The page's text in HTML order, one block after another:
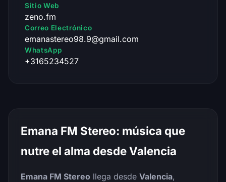
Sitio Web
zeno.fm
Correo Electrónico
emanastereo98.9@gmail.com
WhatsApp
+3165234527
Emana FM Stereo: música que
nutre el alma desde Valencia
Emana FM Stereo llega desde Valencia,